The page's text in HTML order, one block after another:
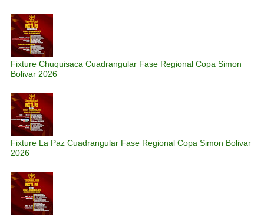
Fixture Chuquisaca Cuadrangular Fase Regional Copa Simon
Bolivar 2026
Fixture La Paz Cuadrangular Fase Regional Copa Simon Bolivar
2026